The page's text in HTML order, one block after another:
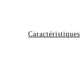
Caractéristiques